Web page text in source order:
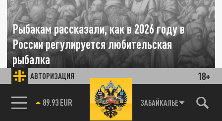
АВТОРИЗАЦИЯ 18+
85.64 BRENT ЗАБАЙКАЛЬЕ
Рыбакам рассказали, как в 2026 году в
России регулируется любительская
рыбалка
05 АПРЕЛЯ 23:08
Депутат Госдумы разъяснил ключевые
принципы регулирования свободного лова.